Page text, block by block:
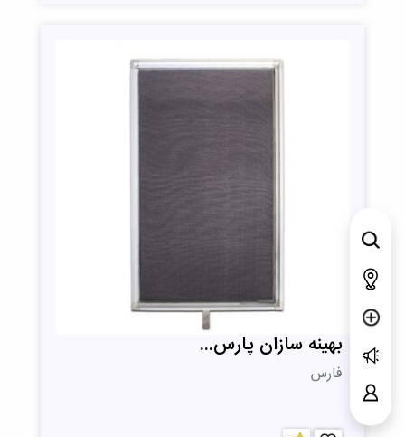
بهینه سازان پارس...
فارس